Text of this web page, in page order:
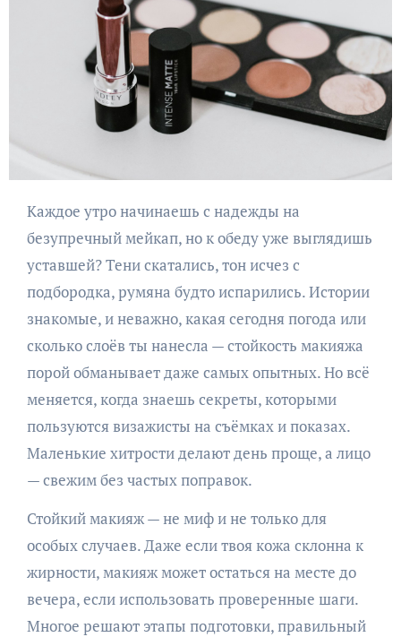
Каждое утро начинаешь с надежды на
безупречный мейкап, но к обеду уже выглядишь
уставшей? Тени скатались, тон исчез с
подбородка, румяна будто испарились. Истории
знакомые, и неважно, какая сегодня погода или
сколько слоёв ты нанесла — стойкость макияжа
порой обманывает даже самых опытных. Но всё
меняется, когда знаешь секреты, которыми
пользуются визажисты на съёмках и показах.
Маленькие хитрости делают день проще, а лицо
— свежим без частых поправок.
Стойкий макияж — не миф и не только для
особых случаев. Даже если твоя кожа склонна к
жирности, макияж может остаться на месте до
вечера, если использовать проверенные шаги.
Многое решают этапы подготовки, правильный